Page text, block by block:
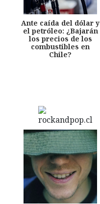
Ante caída del dólar y
el petróleo: ¿Bajarán
los precios de los
combustibles en
Chile?